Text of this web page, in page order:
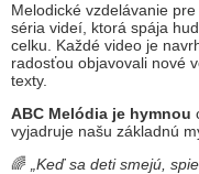
Melodické vzdelávanie
séria videí, ktorá spája
celku. Každé video je
radosťou objavovali nové
texty.
ABC Melódia je hymnou
vyjadruje našu základnú
🌈
„Keď sa deti smejú,